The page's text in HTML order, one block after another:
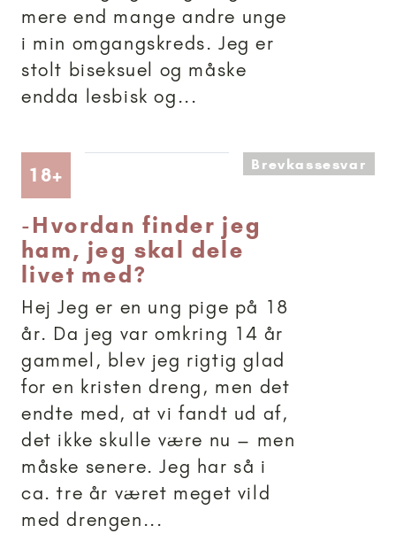
mere end mange andre unge
i min omgangskreds. Jeg er
stolt biseksuel og måske
endda lesbisk og...
18+ Artikler anbefalet til 18+Brevkassesvar
-Hvordan finder jeg
ham, jeg skal dele
livet med?
Hej Jeg er en ung pige på 18
år. Da jeg var omkring 14 år
gammel, blev jeg rigtig glad
for en kristen dreng, men det
endte med, at vi fandt ud af,
det ikke skulle være nu – men
måske senere. Jeg har så i
ca. tre år været meget vild
med drengen...